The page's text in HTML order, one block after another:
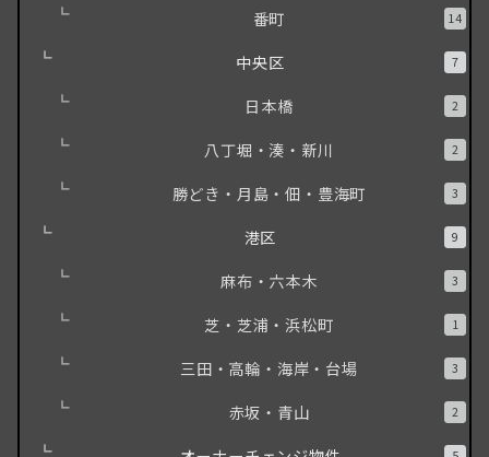
番町 14
中央区 7
日本橋 2
八丁堀・湊・新川 2
勝どき・月島・佃・豊海町 3
港区 9
麻布・六本木 3
芝・芝浦・浜松町 1
三田・高輪・海岸・台場 3
赤坂・青山 2